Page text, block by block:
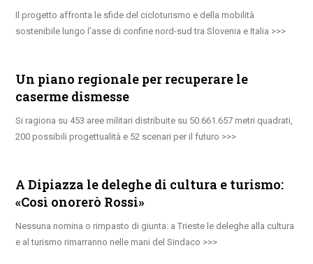
Il progetto affronta le sfide del cicloturismo e della mobilità
sostenibile lungo l’asse di confine nord-sud tra Slovenia e Italia
Un piano regionale per recuperare le
caserme dismesse
Si ragiona su 453 aree militari distribuite su 50.661.657 metri quadrati,
200 possibili progettualità e 52 scenari per il futuro
A Dipiazza le deleghe di cultura e turismo:
«Così onorerò Rossi»
Nessuna nomina o rimpasto di giunta: a Trieste le deleghe alla cultura
e al turismo rimarranno nelle mani del Sindaco